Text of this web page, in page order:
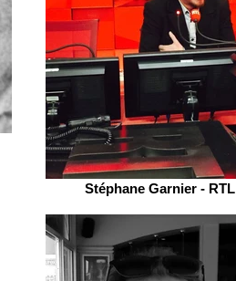
Stéphane Garnier - RTL